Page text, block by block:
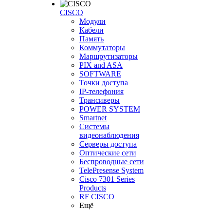
CISCO
Модули
Кабели
Память
Коммутаторы
Маршрутизаторы
PIX and ASA
SOFTWARE
Точки доступа
IP-телефония
Трансиверы
POWER SYSTEM
Smartnet
Системы
видеонаблюдения
Серверы доступа
Оптические сети
Беспроводные сети
TelePresense System
Cisco 7301 Series
Products
RF CISCO
Ещё